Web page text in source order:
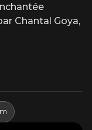
Chantal Goya,